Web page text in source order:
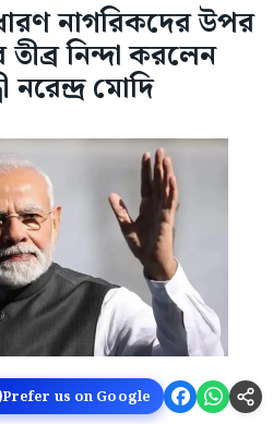
নাগরিকদের উপর
নিন্দা করলেন
নরেন্দ্র মোদি
Prefer us on Google